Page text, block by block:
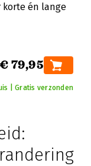
korte én lange
€ 79,95
| Gratis verzonden